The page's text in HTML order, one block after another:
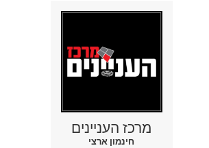
מרכז העניינים
חינמון ארצי